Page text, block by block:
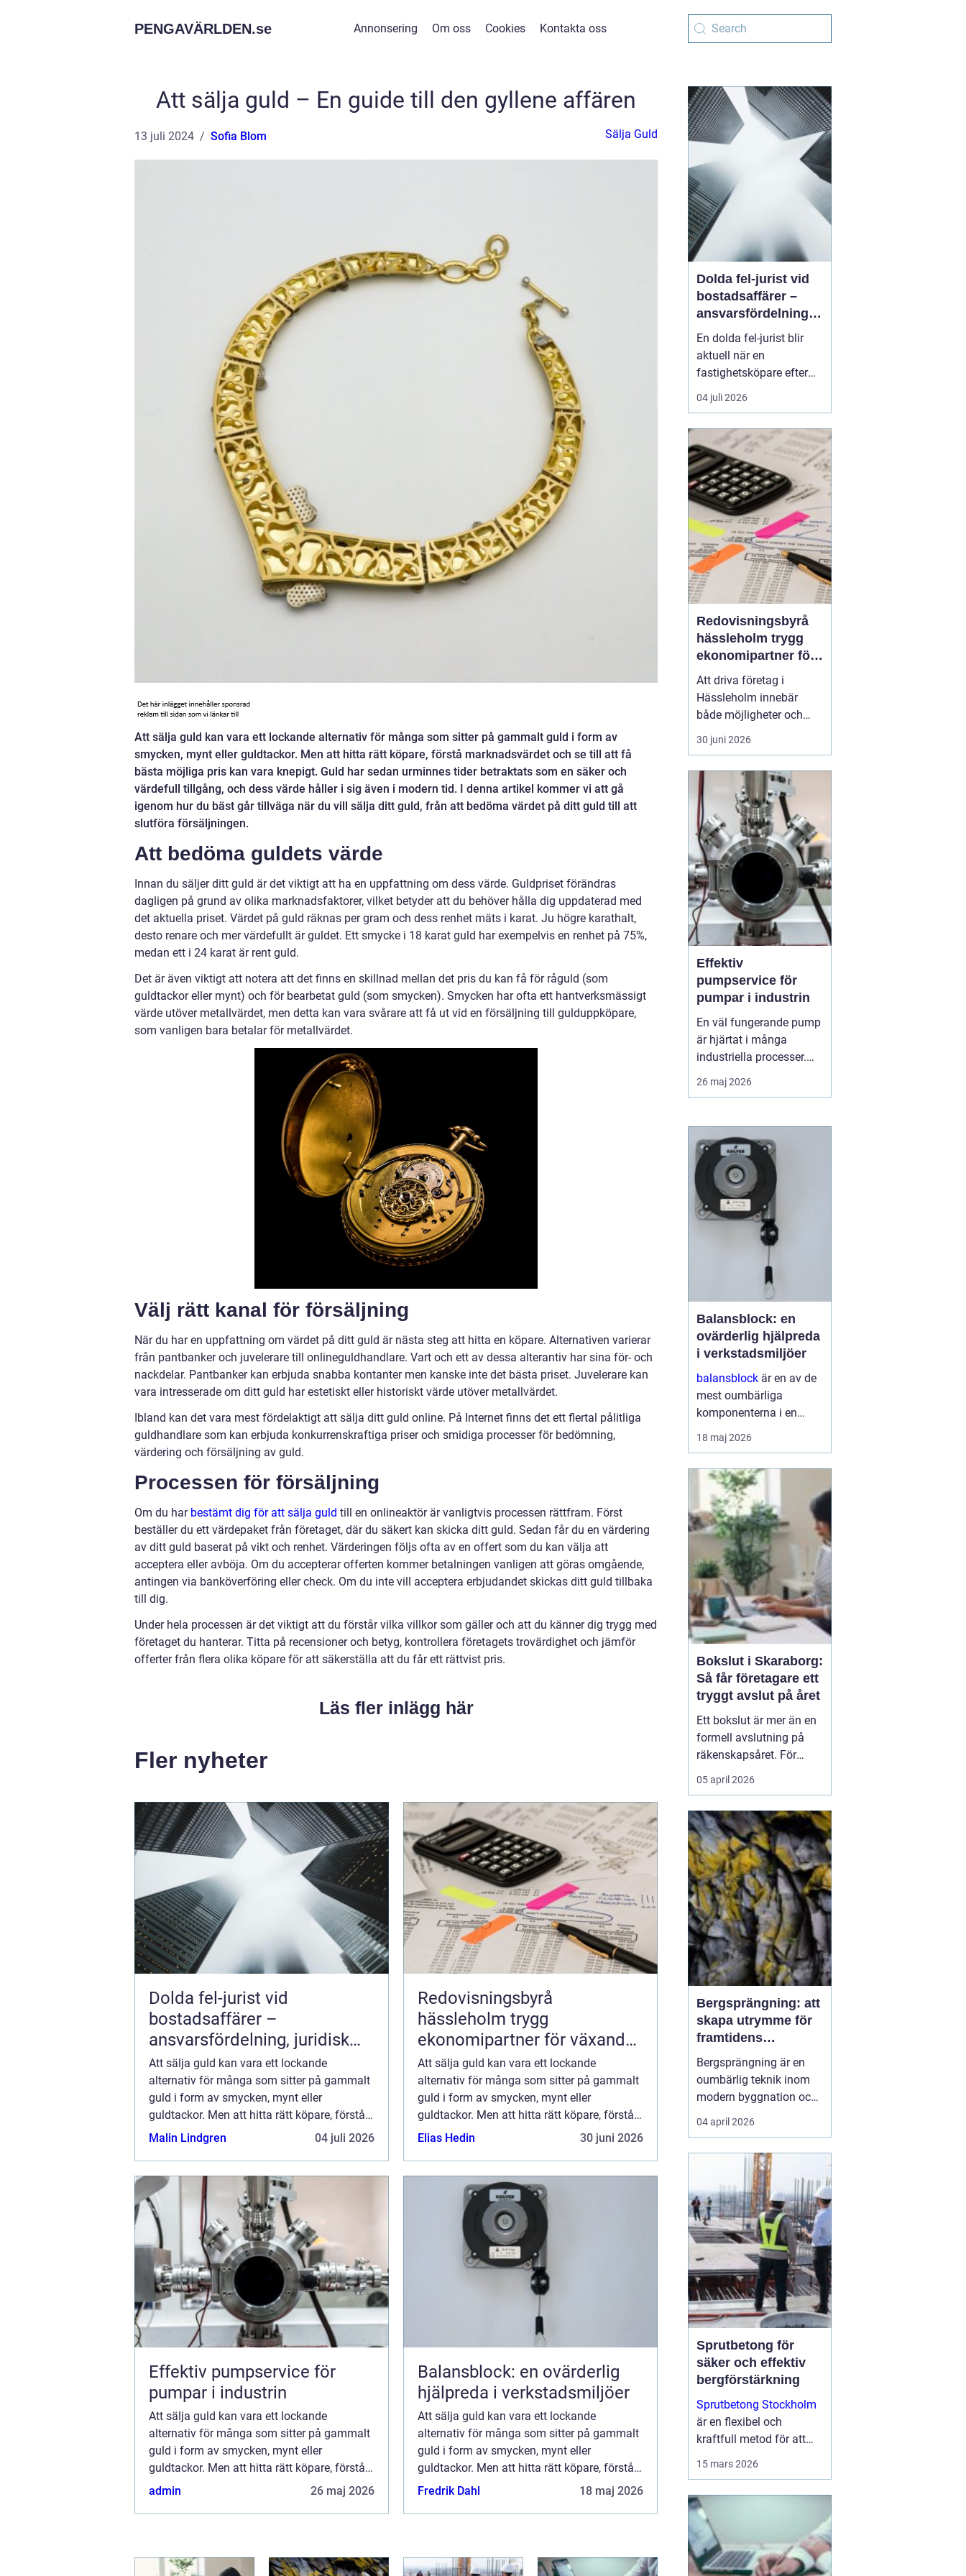
PENGAVÄRLDEN.se Annonsering Om oss Cookies Kontakta oss
Att sälja guld – En guide till den gyllene affären
13 juli 2024 Sofia Blom Sälja Guld
Att sälja guld kan vara ett lockande alternativ för många som sitter på gammalt guld i form av
smycken, mynt eller guldtackor. Men att hitta rätt köpare, förstå marknadsvärdet och se till att få
bästa möjliga pris kan vara knepigt. Guld har sedan urminnes tider betraktats som en säker och
värdefull tillgång, och dess värde håller i sig även i modern tid. I denna artikel kommer vi att gå
igenom hur du bäst går tillväga när du vill sälja ditt guld, från att bedöma värdet på ditt guld till att
slutföra försäljningen.
Att bedöma guldets värde
Innan du säljer ditt guld är det viktigt att ha en uppfattning om dess värde. Guldpriset förändras
dagligen på grund av olika marknadsfaktorer, vilket betyder att du behöver hålla dig uppdaterad med
det aktuella priset. Värdet på guld räknas per gram och dess renhet mäts i karat. Ju högre karathalt,
desto renare och mer värdefullt är guldet. Ett smycke i 18 karat guld har exempelvis en renhet på 75%,
medan ett i 24 karat är rent guld.
Det är även viktigt att notera att det finns en skillnad mellan det pris du kan få för råguld (som
guldtackor eller mynt) och för bearbetat guld (som smycken). Smycken har ofta ett hantverksmässigt
värde utöver metallvärdet, men detta kan vara svårare att få ut vid en försäljning till gulduppköpare,
som vanligen bara betalar för metallvärdet.
Välj rätt kanal för försäljning
När du har en uppfattning om värdet på ditt guld är nästa steg att hitta en köpare. Alternativen varierar
från pantbanker och juvelerare till onlineguldhandlare. Vart och ett av dessa alterantiv har sina för- och
nackdelar. Pantbanker kan erbjuda snabba kontanter men kanske inte det bästa priset. Juvelerare kan
vara intresserade om ditt guld har estetiskt eller historiskt värde utöver metallvärdet.
Ibland kan det vara mest fördelaktigt att sälja ditt guld online. På Internet finns det ett flertal pålitliga
guldhandlare som kan erbjuda konkurrenskraftiga priser och smidiga processer för bedömning,
värdering och försäljning av guld.
Processen för försäljning
Om du har bestämt dig för att sälja guld till en onlineaktör är vanligtvis processen rättfram. Först
beställer du ett värdepaket från företaget, där du säkert kan skicka ditt guld. Sedan får du en värdering
av ditt guld baserat på vikt och renhet. Värderingen följs ofta av en offert som du kan välja att
acceptera eller avböja. Om du accepterar offerten kommer betalningen vanligen att göras omgående,
antingen via banköverföring eller check. Om du inte vill acceptera erbjudandet skickas ditt guld tillbaka
till dig.
Under hela processen är det viktigt att du förstår vilka villkor som gäller och att du känner dig trygg med
företaget du hanterar. Titta på recensioner och betyg, kontrollera företagets trovärdighet och jämför
offerter från flera olika köpare för att säkerställa att du får ett rättvist pris.
Läs fler inlägg här
Fler nyheter
Dolda fel-jurist vid
bostadsaffärer –
ansvarsfördelning, juridisk
prövning och hantering av
fastighetstvister
Att sälja guld kan vara ett lockande
alternativ för många som sitter på gammalt
guld i form av smycken, mynt eller
guldtackor. Men att hitta rätt köpare, förstå
marknadsvärdet och se till att få b...
Malin Lindgren 04 juli 2026
Redovisningsbyrå
hässleholm trygg
ekonomipartner för växande
företag
Att sälja guld kan vara ett lockande
alternativ för många som sitter på gammalt
guld i form av smycken, mynt eller
guldtackor. Men att hitta rätt köpare, förstå
marknadsvärdet och se till att få b...
Elias Hedin 30 juni 2026
Effektiv pumpservice för
pumpar i industrin
Att sälja guld kan vara ett lockande
alternativ för många som sitter på gammalt
guld i form av smycken, mynt eller
guldtackor. Men att hitta rätt köpare, förstå
marknadsvärdet och se till att få b...
admin 26 maj 2026
Balansblock: en ovärderlig
hjälpreda i verkstadsmiljöer
Att sälja guld kan vara ett lockande
alternativ för många som sitter på gammalt
guld i form av smycken, mynt eller
guldtackor. Men att hitta rätt köpare, förstå
marknadsvärdet och se till att få b...
Fredrik Dahl 18 maj 2026
Dolda fel-jurist vid
bostadsaffärer –
ansvarsfördelning,
juridisk prövning
och hantering av
fastighetstvister
En dolda fel-jurist blir
aktuell när en
fastighetsköpare efter
tillträdet upptäcker
brister som inte varit
upptäcka vid köpet. Det
kan röra sig om
konstruktionsfel,
fuktproblem elle...
04 juli 2026
Redovisningsbyrå
hässleholm trygg
ekonomipartner för
växande företag
Att driva företag i
Hässleholm innebär
både möjligheter och
ansvar. Särskilt
ekonomin kräver
dag: verifikationer ska
bokföras, löner betalas
ut, skatter räknas ut och
rapporter lämnas in i tid.
Många företagare
märker förr eller s...
30 juni 2026
Effektiv
pumpservice för
pumpar i industrin
En väl fungerande pump
är hjärtat i många
industriella processer.
När flödet stannar,
stannar ofta hela
spelar regelbunden
pumpserv...
26 maj 2026
Balansblock: en
ovärderlig hjälpreda
i verkstadsmiljöer
balansblock är en av de
mest oumbärliga
komponenterna i en
effektivt fungerande
verkstad. De underlättar
operatörerna, utan
maximerar också
produktionseffektivi...
18 maj 2026
Bokslut i Skaraborg:
Så får företagare ett
tryggt avslut på året
Ett bokslut är mer än en
formell avslutning på
räkenskapsåret. För
företagare i Skaraborg
fungerar det som ett
verksamheten mår, vilka
satsningar som lönat sig
och var riskerna finns...
05 april 2026
Bergsprängning: att
skapa utrymme för
framtidens
infrastruktur
Bergsprängning är en
oumbärlig teknik inom
modern byggnation och
infrastrukturella
framsteg. När det krävs
berg för att bana väg för
vägar, tunnlar eller
fundament, så...
04 april 2026
Sprutbetong för
säker och effektiv
bergförstärkning
Sprutbetong Stockholm
är en flexibel och
kraftfull metod för att
15 mars 2026